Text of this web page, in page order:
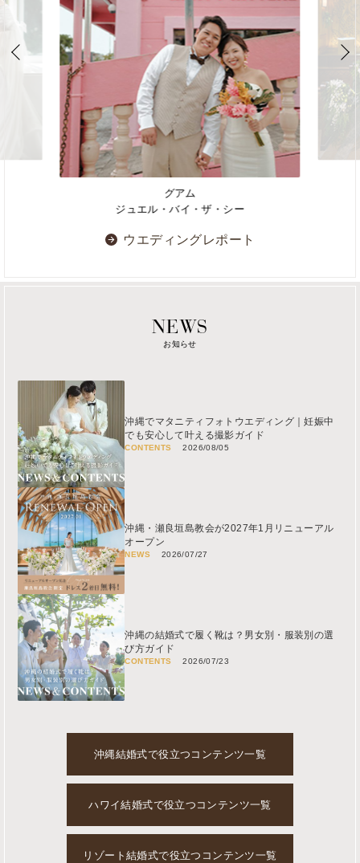
グアム
ジュエル・バイ・ザ・シー
ウエディングレポート
NEWS
お知らせ
沖縄でマタニティフォトウエディング｜妊娠中
でも安心して叶える撮影ガイド
CONTENTS 2026/08/05
沖縄・瀬良垣島教会が2027年1月リニューアル
オープン
NEWS 2026/07/27
沖縄の結婚式で履く靴は？男女別・服装別の選
び方ガイド
CONTENTS 2026/07/23
沖縄結婚式で役立つコンテンツ一覧
ハワイ結婚式で役立つコンテンツ一覧
リゾート結婚式で役立つコンテンツ一覧